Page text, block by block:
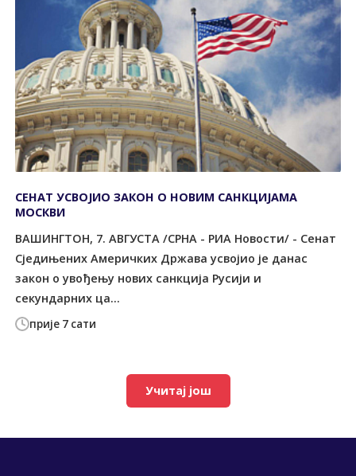
прије 7 сати
СЕНАТ УСВОЈИО ЗАКОН О НОВИМ САНКЦИЈАМА
МОСКВИ
ВАШИНГТОН, 7. АВГУСТА /СРНА - РИА Новости/ - Сенат
Сједињених Америчких Држава усвојио је данас
закон о увођењу нових санкција Русији и
секундарних ца...
Учитај још